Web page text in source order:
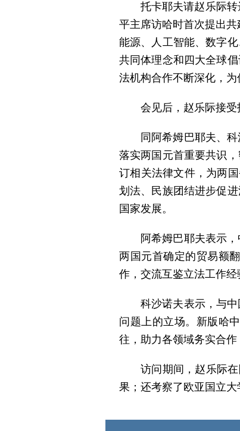
托卡耶夫请赵乐际
平主席访哈时首次提出共
能源、人工智能、数字
共同体理念和四大全球
法机构合作不断深化，为
会见后，赵乐际接受
同阿希姆巴耶夫、
落实两国元首重要共识
订相关法律文件，为两
划法、民族团结进步促
国家发展。
阿希姆巴耶夫表示
两国元首确定的贸易额
作，交流互鉴立法工作经
科沙诺夫表示，与
问题上的立场。新版哈
往，助力各领域务实合作
访问期间，赵乐际
果；还考察了欧亚国立大